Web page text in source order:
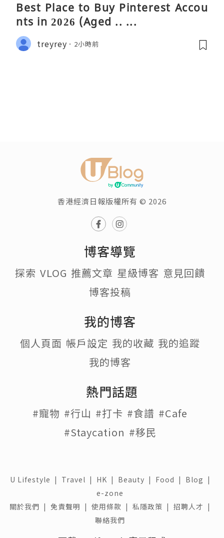
Best Place to Buy Pinterest Accou
nts in 2026 (Aged .. ...
treyrey 2小時前
香港經濟日報版權所有 © 2026
博客導覽
探索 VLOG 推薦文章 星級博客 意見回饋
博客投稿
我的博客
個人頁面 帳戶設定 我的收藏 我的追蹤
我的博客
熱門話題
#寵物 #行山 #打卡 #食譜 #Cafe
#Staycation #移民
U Lifestyle | Travel | HK | Beauty | Food | Blog |
e-zone
關於我們 | 免責聲明 | 使用條款 | 私隱政策 | 招聘人才 |
聯絡我們